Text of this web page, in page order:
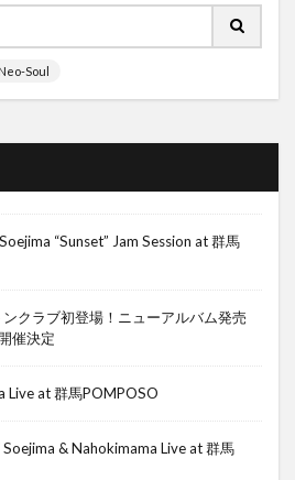
Neo-Soul
“Sunset” Jam Session at 群馬
クラブ初登場！ニューアルバム発売
催決定
Live at 群馬POMPOSO
& Nahokimama Live at 群馬